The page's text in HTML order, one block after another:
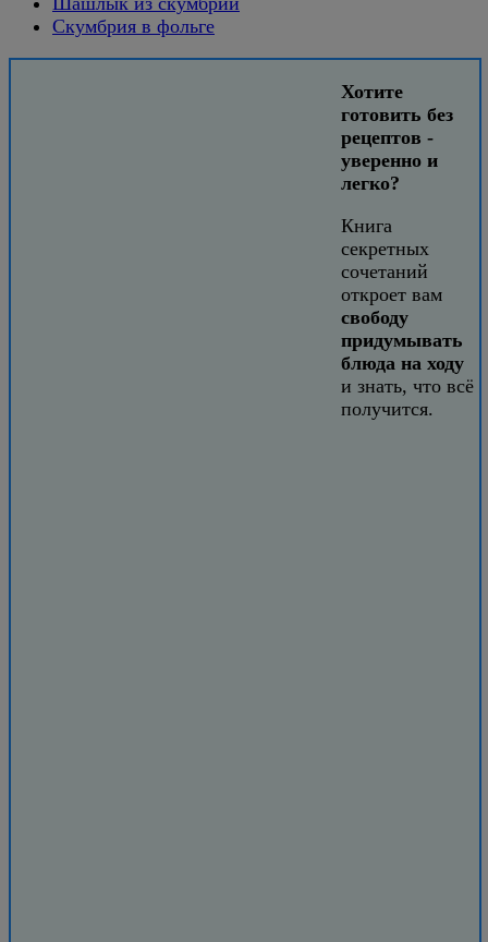
Скумбрия в фольге
Хотите
готовить без
рецептов -
уверенно и
легко?
Книга
секретных
сочетаний
откроет вам
свободу
придумывать
блюда на ходу
и знать, что всё
получится.